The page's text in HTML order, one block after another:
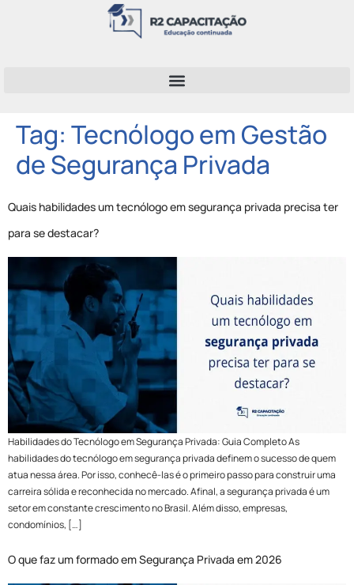
Tag: Tecnólogo em Gestão
de Segurança Privada
Quais habilidades um tecnólogo em segurança privada precisa ter
para se destacar?
Habilidades do Tecnólogo em Segurança Privada: Guia Completo As
habilidades do tecnólogo em segurança privada definem o sucesso de quem
atua nessa área. Por isso, conhecê-las é o primeiro passo para construir uma
carreira sólida e reconhecida no mercado. Afinal, a segurança privada é um
setor em constante crescimento no Brasil. Além disso, empresas,
condomínios, […]
O que faz um formado em Segurança Privada em 2026